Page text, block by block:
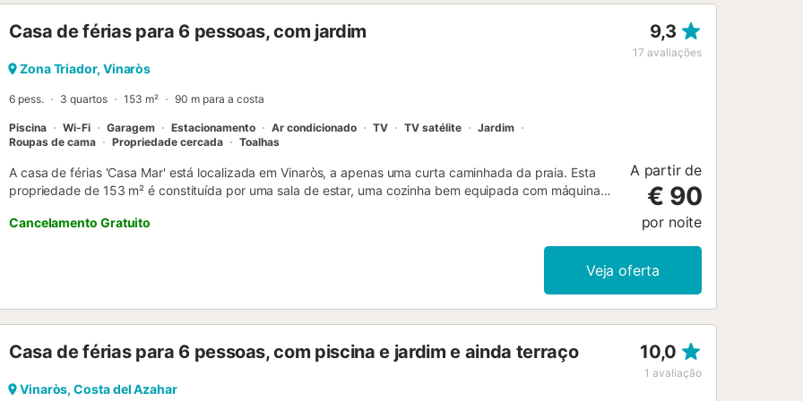
a vossa estadia. Poderá ser cobrada uma taxa em caso de danos....
Casa de férias para 6 pessoas, com jardim 9,3
17 avaliações
Zona Triador, Vinaròs
6 pess. 3 quartos 153 m² 90 m para a costa
Piscina Wi-Fi Garagem Estacionamento Ar condicionado TV TV satélite
Jardim
Roupas de cama
Propriedade cercada Toalhas
A casa de férias 'Casa Mar' está localizada em Vinaròs, a apenas uma curta caminhada da praia. Esta
propriedade de 153 m² é constituída por uma sala de estar, uma cozinha bem equipada com máquina
acomodar 6 pessoas. Outras comodidades incluem Wi-Fi de alta velocidade, TV satélite, ar
condicionado, bem como uma máquina de lavar roupa. Uma cama de bebé e uma cadeira alta estão
terraço aberto, um terraço coberto, um barbecue e um duche exterior. Partilhe uma refeição caseira no
seu terraço enquanto desfruta de fantásticas vistas para o mar. Estão disponíveis 2 lugares de
chamadas de vídeo. Está disponível uma estação de carregamento de veículos eléctricos. A
Cancelamento Gratuito
A partir de
€ 90
por noite
Veja oferta
Casa de férias para 6 pessoas, com piscina e jardim e ainda terraço 10,0
1 avaliação
Vinaròs, Costa del Azahar